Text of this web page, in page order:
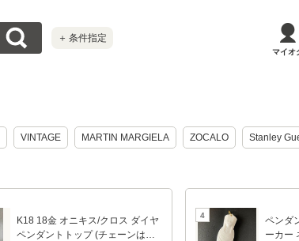
＋ 条件指定
マイオ
VINTAGE MARTIN MARGIELA ZOCALO Stanley
K18 18金 オニキス/クロス ダイヤ
ペンダントトップ (チェーンはつ
4
ペンダ
ーカー